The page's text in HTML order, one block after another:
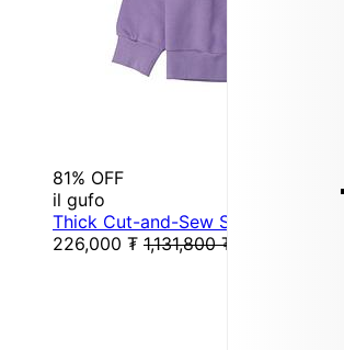
81% OFF
il gufo
Thick Cut-and-Sew Sweatshirt
226,000 ₮ 1,131,800 ₮